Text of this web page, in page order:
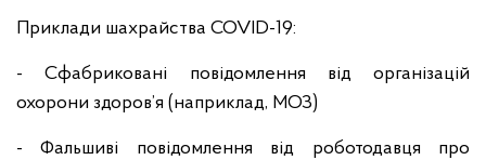
Приклади шахрайства COVID-19:
- Сфабриковані повідомлення від організацій
охорони здоров’я (наприклад, МОЗ)
- Фальшиві повідомлення від роботодавця про